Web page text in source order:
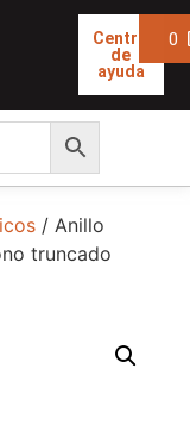
Centro
de
ayuda
0
/ Anillo
truncado